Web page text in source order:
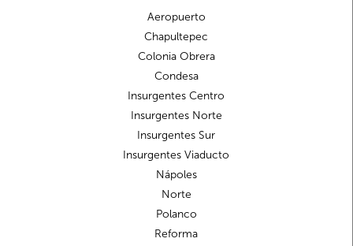
Aeropuerto
Chapultepec
Colonia Obrera
Condesa
Insurgentes Centro
Insurgentes Norte
Insurgentes Sur
Insurgentes Viaducto
Nápoles
Norte
Polanco
Reforma